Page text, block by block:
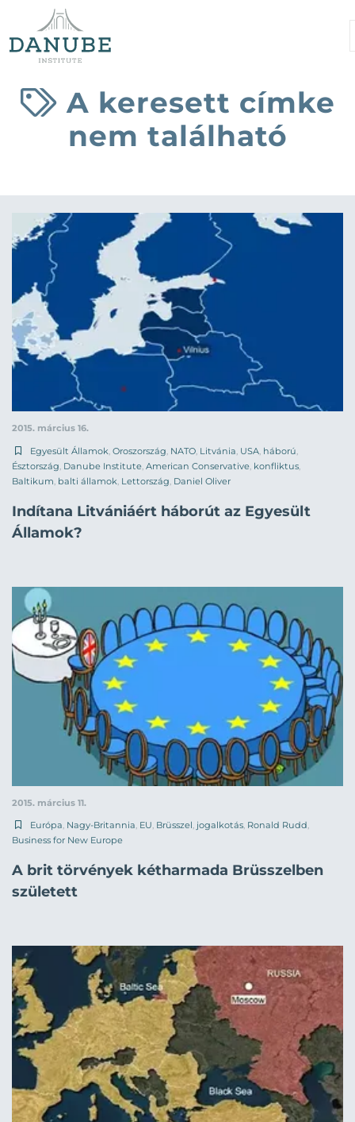
A keresett címke
nem található
2015. március 16.
Egyesült Államok Oroszország NATO Litvánia USA háború
Észtország Danube Institute American Conservative konfliktus
Baltikum balti államok Lettország Daniel Oliver
Indítana Litvániáért háborút az Egyesült
Államok?
2015. március 11.
Európa Nagy-Britannia EU Brüsszel jogalkotás Ronald Rudd
Business for New Europe
A brit törvények kétharmada Brüsszelben
született